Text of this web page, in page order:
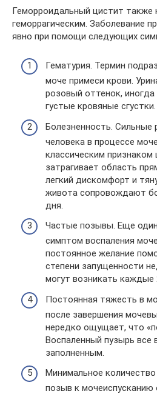
Геморроидальный цистит также
геморрагическим. Заболевание
явно при помощи следующих
Гематурия. Термин
моче примеси крови.
розовый оттенок,
густые кровяные сгустки.
Болезненность. Сильные
человека в процессе
классическим
затрагивает область
легкий дискомфорт и
живота сопровождают
дня.
Частые позывы. Еще
симптом воспаления
постоянное желание
степени запущенности
могут возникать каждые
Постоянная тяжесть в
после завершения
нередко ощущает, что
Воспаленный пузырь все
заполненным.
Минимальное
позыв к мочеиспусканию